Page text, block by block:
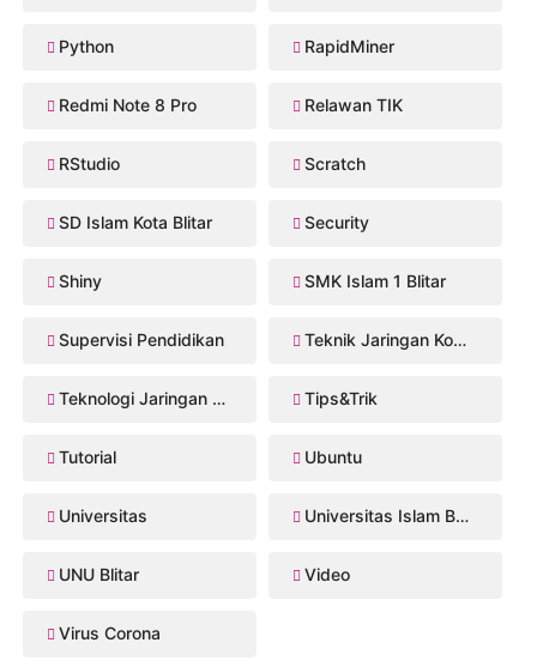
Python RapidMiner
Redmi Note 8 Pro Relawan TIK
RStudio Scratch
SD Islam Kota Blitar Security
Shiny SMK Islam 1 Blitar
Supervisi Pendidikan Teknik Jaringan Komputer dan Telekomunikasi
Teknologi Jaringan Kabel dan Nirkabel Tips&Trik
Tutorial Ubuntu
Universitas Universitas Islam Balitar
UNU Blitar Video
Virus Corona